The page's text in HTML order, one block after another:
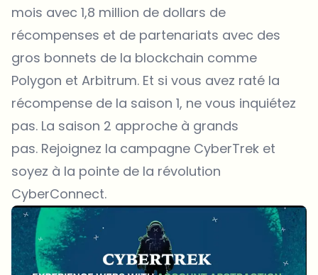
mois avec 1,8 million de dollars de
récompenses et de partenariats avec des
gros bonnets de la blockchain comme
Polygon et Arbitrum. Et si vous avez raté la
récompense de la saison 1, ne vous inquiétez
pas. La saison 2 approche à grands
pas. Rejoignez la campagne CyberTrek et
soyez à la pointe de la révolution
CyberConnect.